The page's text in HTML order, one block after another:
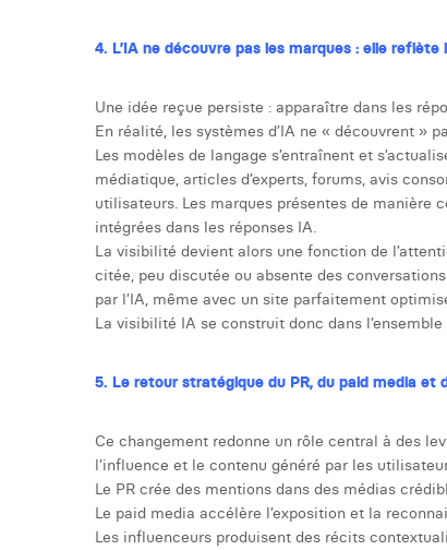
4. L’IA ne découvre pas les marques : elle
Une idée reçue persiste : apparaître dans les
En réalité, les systèmes d’IA ne « découvrent »
Les modèles de langage s’entraînent et
médiatique, articles d’experts, forums, avis
utilisateurs. Les marques présentes de manière
intégrées dans les réponses IA.
La visibilité devient alors une fonction de
citée, peu discutée ou absente des
par l’IA, même avec un site parfaitement
La visibilité IA se construit donc dans
5. Le retour stratégique du PR, du paid media et
Ce changement redonne un rôle central à des
l’influence et le contenu généré par les
Le PR crée des mentions dans des médias
Le paid media accélère l’exposition et la
Les influenceurs produisent des récits